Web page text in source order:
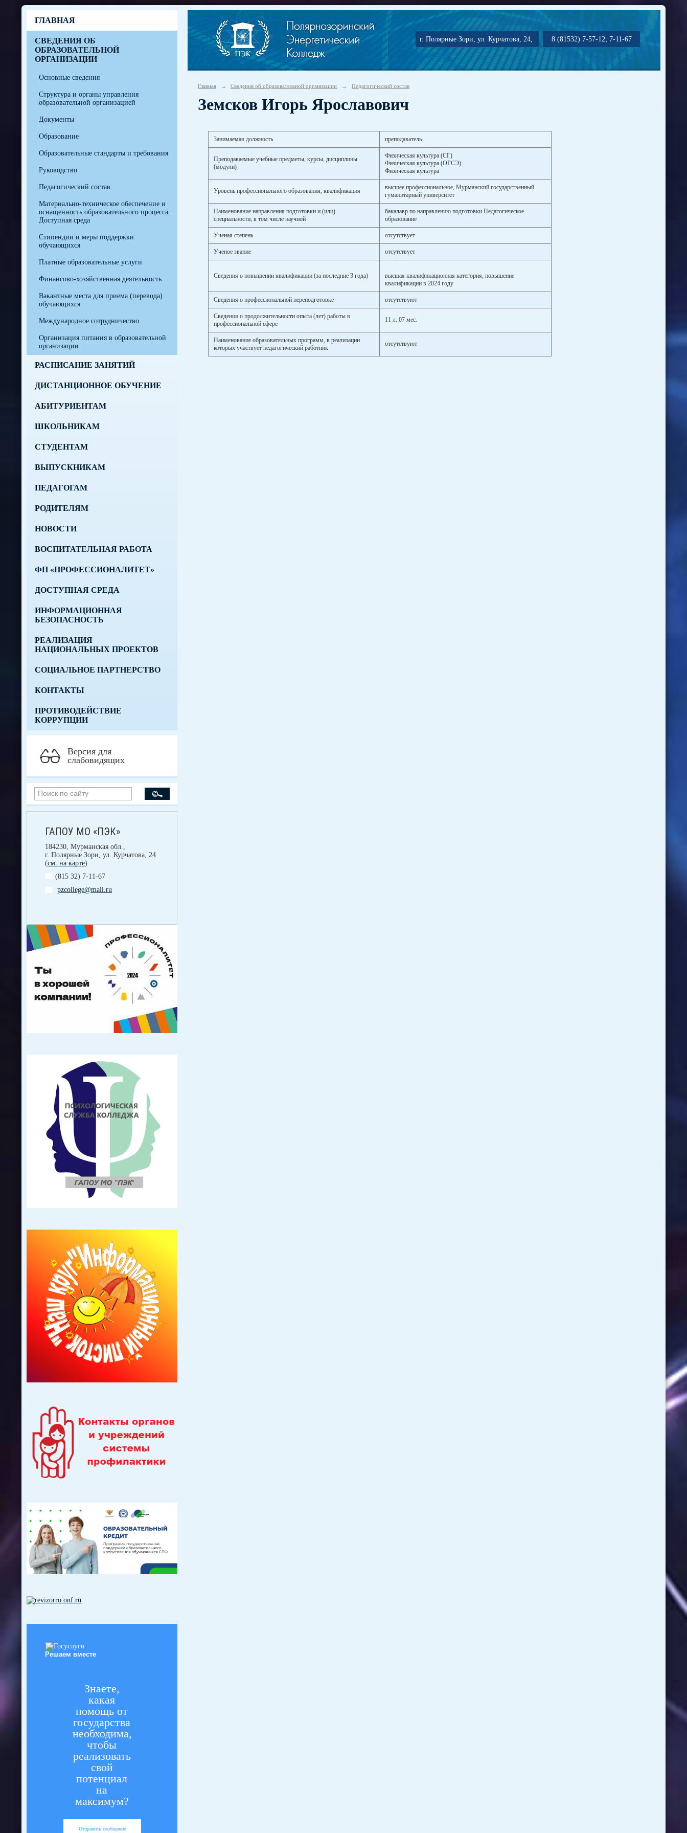
ГЛАВНАЯ
СВЕДЕНИЯ ОБ
ОБРАЗОВАТЕЛЬНОЙ
ОРГАНИЗАЦИИ
Основные сведения
Структура и органы управления
образовательной организацией
Документы
Образование
Образовательные стандарты и требования
Руководство
Педагогический состав
Материально-техническое обеспечение и
оснащенность образовательного процесса.
Доступная среда
Стипендии и меры поддержки
обучающихся
Платные образовательные услуги
Финансово-хозяйственная деятельность
Вакантные места для приема (перевода)
обучающихся
Международное сотрудничество
Организация питания в образовательной
организации
РАСПИСАНИЕ ЗАНЯТИЙ
ДИСТАНЦИОННОЕ ОБУЧЕНИЕ
АБИТУРИЕНТАМ
ШКОЛЬНИКАМ
СТУДЕНТАМ
ВЫПУСКНИКАМ
ПЕДАГОГАМ
РОДИТЕЛЯМ
НОВОСТИ
ВОСПИТАТЕЛЬНАЯ РАБОТА
ФП «ПРОФЕССИОНАЛИТЕТ»
ДОСТУПНАЯ СРЕДА
ИНФОРМАЦИОННАЯ
БЕЗОПАСНОСТЬ
РЕАЛИЗАЦИЯ
НАЦИОНАЛЬНЫХ ПРОЕКТОВ
СОЦИАЛЬНОЕ ПАРТНЕРСТВО
КОНТАКТЫ
ПРОТИВОДЕЙСТВИЕ
КОРРУПЦИИ
Версия для
слабовидящих
ГАПОУ МО «ПЭК»
184230, Мурманская обл.,
г. Полярные Зори, ул. Курчатова, 24
(см. на карте)
(815 32) 7-11-67
pzcollege@mail.ru
Решаем вместе
Знаете,
какая
помощь от
государства
необходима,
чтобы
реализовать
свой
потенциал
на
максимум?
Отправить сообщение
г. Полярные Зори, ул. Курчатова, 24, 8 (81532) 7-57-12; 7-11-67
Главная → Сведения об образовательной организации → Педагогический состав
Земсков Игорь Ярославович
Занимаемая должность преподаватель
Преподаваемые учебные предметы, курсы, дисциплины
(модули)
Физическая культура (СГ)
Физическая культура (ОГСЭ)
Физическая культура
Уровень профессионального образования, квалификация
высшее профессиональное, Мурманский государственный
гуманитарный университет
Наименование направления подготовки и (или)
специальности, в том числе научной
бакалавр по направлению подготовки Педагогическое
образование
Ученая степень отсутствует
Ученое звание отсутствует
Сведения о повышении квалификации (за последние 3 года)
высшая квалификационная категория, повышение
квалификации в 2024 году
Сведения о профессиональной переподготовке отсутствуют
Сведения о продолжительности опыта (лет) работы в
профессиональной сфере
11 л. 07 мес.
Наименование образовательных программ, в реализации
которых участвует педагогический работник
отсутствуют